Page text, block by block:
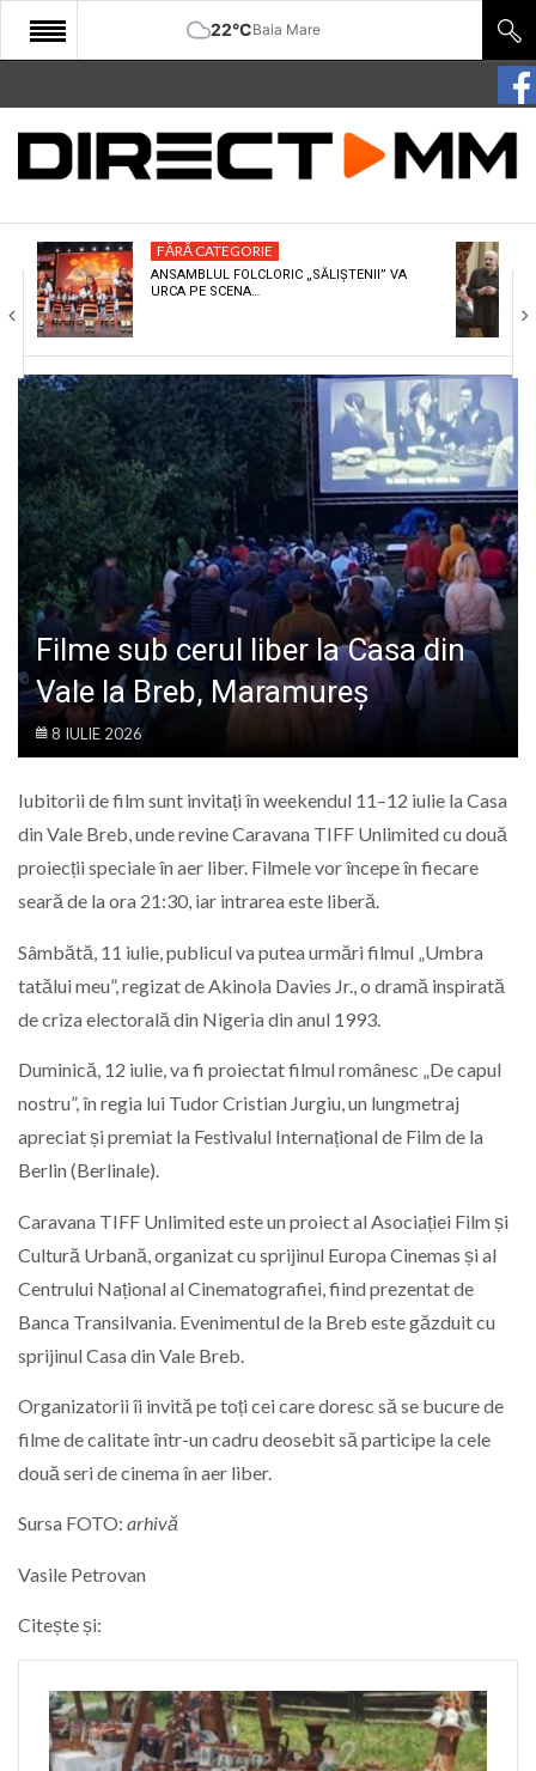
22°CBaia Mare
START
COMUNITATE
CULTURA
ECONOMIE
SANATATE
SPORT
SPECIAL
POLITIC
LIFE
FĂRĂ CATEGORIE
ANSAMBLUL FOLCLORIC „SĂLIȘTENII” VA
URCA PE SCENA…
Filme sub cerul liber la Casa din
Vale la Breb, Maramureș
8 IULIE 2026
Iubitorii de film sunt invitați în weekendul 11–12 iulie la Casa
din Vale Breb, unde revine Caravana TIFF Unlimited cu două
proiecții speciale în aer liber. Filmele vor începe în fiecare
seară de la ora 21:30, iar intrarea este liberă.
Sâmbătă, 11 iulie, publicul va putea urmări filmul „Umbra
tatălui meu”, regizat de Akinola Davies Jr., o dramă inspirată
de criza electorală din Nigeria din anul 1993.
Duminică, 12 iulie, va fi proiectat filmul românesc „De capul
nostru”, în regia lui Tudor Cristian Jurgiu, un lungmetraj
apreciat și premiat la Festivalul Internațional de Film de la
Berlin (Berlinale).
Caravana TIFF Unlimited este un proiect al Asociației Film și
Cultură Urbană, organizat cu sprijinul Europa Cinemas și al
Centrului Național al Cinematografiei, fiind prezentat de
Banca Transilvania. Evenimentul de la Breb este găzduit cu
sprijinul Casa din Vale Breb.
Organizatorii îi invită pe toți cei care doresc să se bucure de
filme de calitate într-un cadru deosebit să participe la cele
două seri de cinema în aer liber.
Sursa FOTO: arhivă
Vasile Petrovan
Citește și: